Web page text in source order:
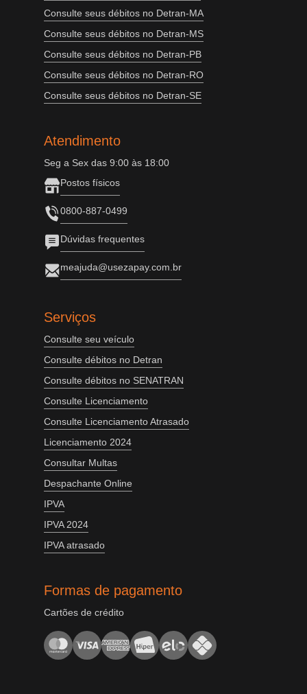
Consulte seus débitos no Detran-MA
Consulte seus débitos no Detran-MS
Consulte seus débitos no Detran-PB
Consulte seus débitos no Detran-RO
Consulte seus débitos no Detran-SE
Atendimento
Seg a Sex das 9:00 às 18:00
Postos físicos
0800-887-0499
Dúvidas frequentes
meajuda@usezapay.com.br
Serviços
Consulte seu veículo
Consulte débitos no Detran
Consulte débitos no SENATRAN
Consulte Licenciamento
Consulte Licenciamento Atrasado
Licenciamento 2024
Consultar Multas
Despachante Online
IPVA
IPVA 2024
IPVA atrasado
Formas de pagamento
Cartões de crédito